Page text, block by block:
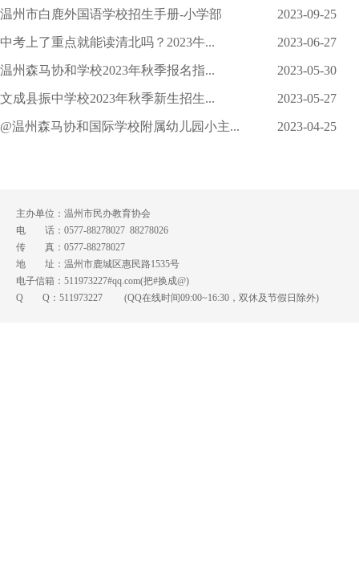
温州市白鹿外国语学校招生手册-小学部 2023-09-25
中考上了重点就能读清北吗？2023牛... 2023-06-27
温州森马协和学校2023年秋季报名指... 2023-05-30
文成县振中学校2023年秋季新生招生... 2023-05-27
@温州森马协和国际学校附属幼儿园小主... 2023-04-25
主办单位：温州市民办教育协会
电 话：0577-88278027 88278026
传 真：0577-88278027
地 址：温州市鹿城区惠民路1535号
电子信箱：511973227#qq.com(把#换成@)
Q Q： 511973227 (QQ在线时间09:00~16:30，双休及节假日除外)